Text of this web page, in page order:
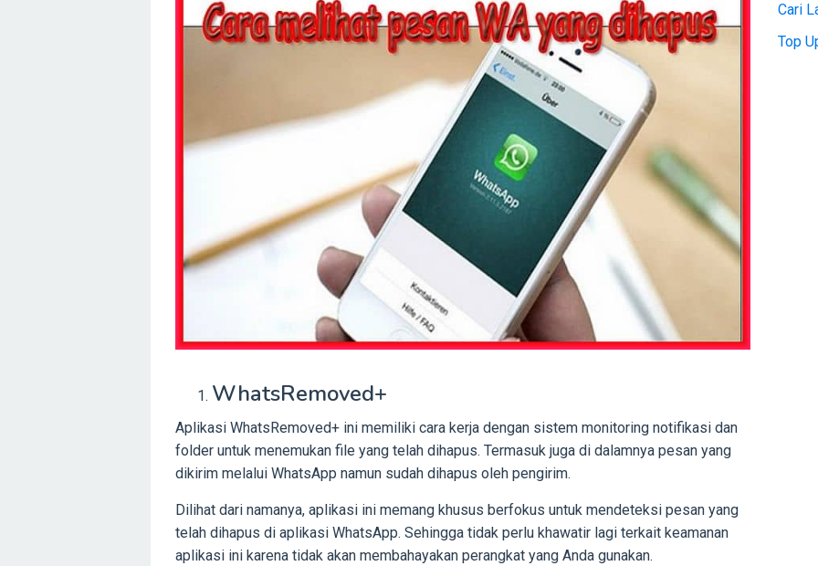
WhatsRemoved+
Aplikasi WhatsRemoved+ ini memiliki cara kerja dengan sistem monitoring notifikasi dan
folder untuk menemukan file yang telah dihapus. Termasuk juga di dalamnya pesan yang
dikirim melalui WhatsApp namun sudah dihapus oleh pengirim.
Dilihat dari namanya, aplikasi ini memang khusus berfokus untuk mendeteksi pesan yang
telah dihapus di aplikasi WhatsApp. Sehingga tidak perlu khawatir lagi terkait keamanan
aplikasi ini karena tidak akan membahayakan perangkat yang Anda gunakan.
Cari
Top